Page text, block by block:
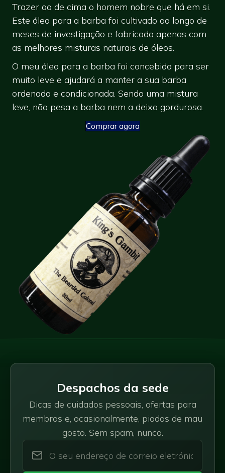
Trazer ao de cima o homem nobre que há em si.
Este óleo para a barba foi cultivado ao longo de
meses de investigação e fabricado apenas com
as melhores misturas naturais de óleos.
O meu óleo para a barba foi concebido para ser
muito leve e ajudará a manter a sua barba
ordenada e condicionada. Sendo uma mistura
leve, não pesa a barba nem a deixa gordurosa.
Comprar agora
Despachos da sede
Dicas de cuidados pessoais, ofertas para
membros e, ocasionalmente, piadas de mau
gosto. Sem spam, nunca.